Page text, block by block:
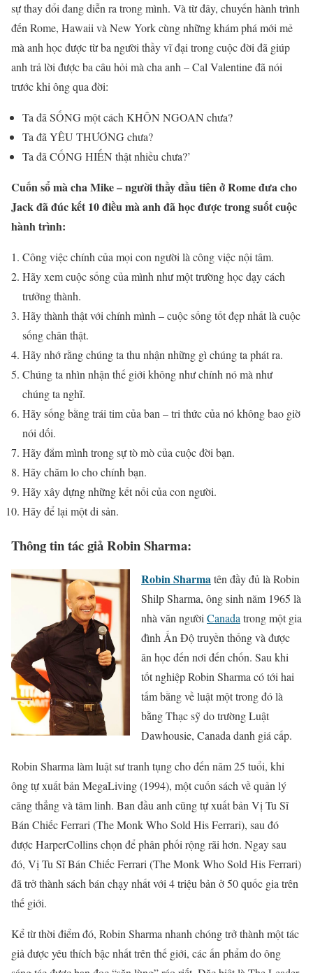
sự thay đổi đang diễn ra trong mình. Và từ đây, chuyến hành trình
đến Rome, Hawaii và New York cùng những khám phá mới mẻ
mà anh học được từ ba người thầy vĩ đại trong cuộc đời đã giúp
anh trả lời được ba câu hỏi mà cha anh – Cal Valentine đã nói
trước khi ông qua đời:
Ta đã SỐNG một cách KHÔN NGOAN chưa?
Ta đã YÊU THƯƠNG chưa?
Ta đã CỐNG HIẾN thật nhiều chưa?’
Cuốn sổ mà cha Mike – người thầy đầu tiên ở Rome đưa cho
Jack đã đúc kết 10 điều mà anh đã học được trong suốt cuộc
hành trình:
Công việc chính của mọi con người là công việc nội tâm.
Hãy xem cuộc sống của mình như một trường học dạy cách
trưởng thành.
Hãy thành thật với chính mình – cuộc sống tốt đẹp nhất là cuộc
sống chân thật.
Hãy nhớ rằng chúng ta thu nhận những gì chúng ta phát ra.
Chúng ta nhìn nhận thế giới không như chính nó mà như
chúng ta nghĩ.
Hãy sống bằng trái tim của ban – tri thức của nó không bao giờ
nói dối.
Hãy đắm mình trong sự tò mò của cuộc đời bạn.
Hãy chăm lo cho chính bạn.
Hãy xây dựng những kết nối của con người.
Hãy để lại một di sản.
Thông tin tác giả Robin Sharma:
Robin Sharmatên đầy đủ là Robin
Shilp Sharma, ông sinh năm 1965 là
nhà văn ngườiCanadatrong một gia
đình Ấn Độ truyền thống và được
ăn học đến nơi đến chốn. Sau khi
tốt nghiệp Robin Sharma có tới hai
tấm bằng về luật một trong đó là
bằng Thạc sỹ do trường Luật
Dawhousie, Canada danh giá cấp.
Robin Sharma làm luật sư tranh tụng cho đến năm 25 tuổi, khi
ông tự xuất bản MegaLiving (1994), một cuốn sách về quản lý
căng thẳng và tâm linh. Ban đầu anh cũng tự xuất bản Vị Tu Sĩ
Bán Chiếc Ferrari (The Monk Who Sold His Ferrari), sau đó
được HarperCollins chọn để phân phối rộng rãi hơn. Ngay sau
đó, Vị Tu Sĩ Bán Chiếc Ferrari (The Monk Who Sold His Ferrari)
đã trở thành sách bán chạy nhất với 4 triệu bản ở 50 quốc gia trên
thế giới.
Kể từ thời điểm đó, Robin Sharma nhanh chóng trở thành một tác
giả được yêu thích bậc nhất trên thế giới, các ấn phẩm do ông